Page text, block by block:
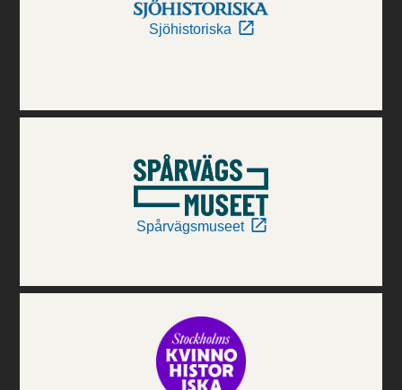
Sjöhistoriska
Spårvägsmuseet